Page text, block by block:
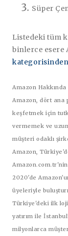
Süper
Listedeki tüm
binlerce esere
kategorisinden
Amazon Hakkında
Amazon, dört ana
keşfetmek için
vermemek ve
müşteri odaklı
Amazon,
Amazon.com.tr'nin
2020'de
üyeleriyle
Türkiye'deki ilk
yatırım ile
milyonlarca